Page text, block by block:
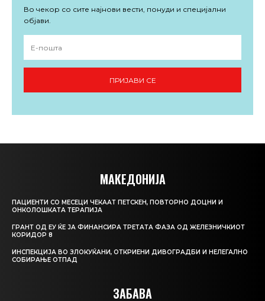
Во чекор со сите најнови вести, понуди и специјални
објави.
ПРИЈАВИ СЕ
МАКЕДОНИЈА
ПАЦИЕНТИ СО МЕСЕЦИ ЧЕКААТ ПЕТСКЕН, ПОВТОРНО ДОЦНИ И
ОНКОЛОШКАТА ТЕРАПИЈА
ГРАНТ ОД ЕУ ЌЕ ЈА ФИНАНСИРА ТРЕТАТА ФАЗА ОД ЖЕЛЕЗНИЧКИОТ
КОРИДОР 8
ИНСПЕКЦИЈА ВО ЗЛОКУЌАНИ, ОТКРИЕНИ ДИВОГРАДБИ И НЕЛЕГАЛНО
СОБИРАЊЕ ОТПАД
ЗАБАВА